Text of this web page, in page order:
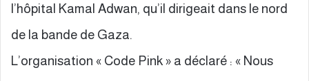
l’hôpital Kamal Adwan, qu’il dirigeait dans le nord
de la bande de Gaza.
L’organisation « Code Pink » a déclaré : « Nous